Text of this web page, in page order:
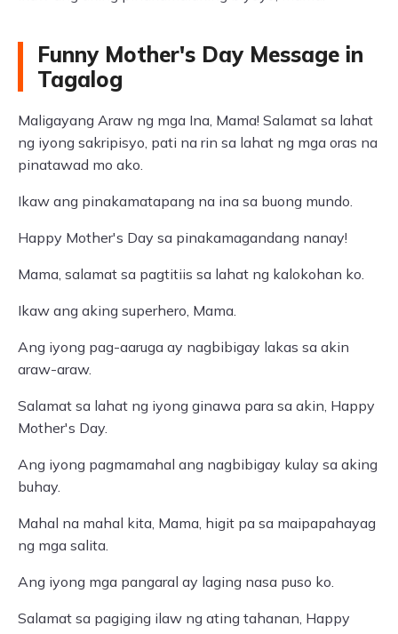
Funny Mother's Day Message in
Tagalog
Maligayang Araw ng mga Ina, Mama! Salamat sa lahat
ng iyong sakripisyo, pati na rin sa lahat ng mga oras na
pinatawad mo ako.
Ikaw ang pinakamatapang na ina sa buong mundo.
Happy Mother's Day sa pinakamagandang nanay!
Mama, salamat sa pagtitiis sa lahat ng kalokohan ko.
Ikaw ang aking superhero, Mama.
Ang iyong pag-aaruga ay nagbibigay lakas sa akin
araw-araw.
Salamat sa lahat ng iyong ginawa para sa akin, Happy
Mother's Day.
Ang iyong pagmamahal ang nagbibigay kulay sa aking
buhay.
Mahal na mahal kita, Mama, higit pa sa maipapahayag
ng mga salita.
Ang iyong mga pangaral ay laging nasa puso ko.
Salamat sa pagiging ilaw ng ating tahanan, Happy